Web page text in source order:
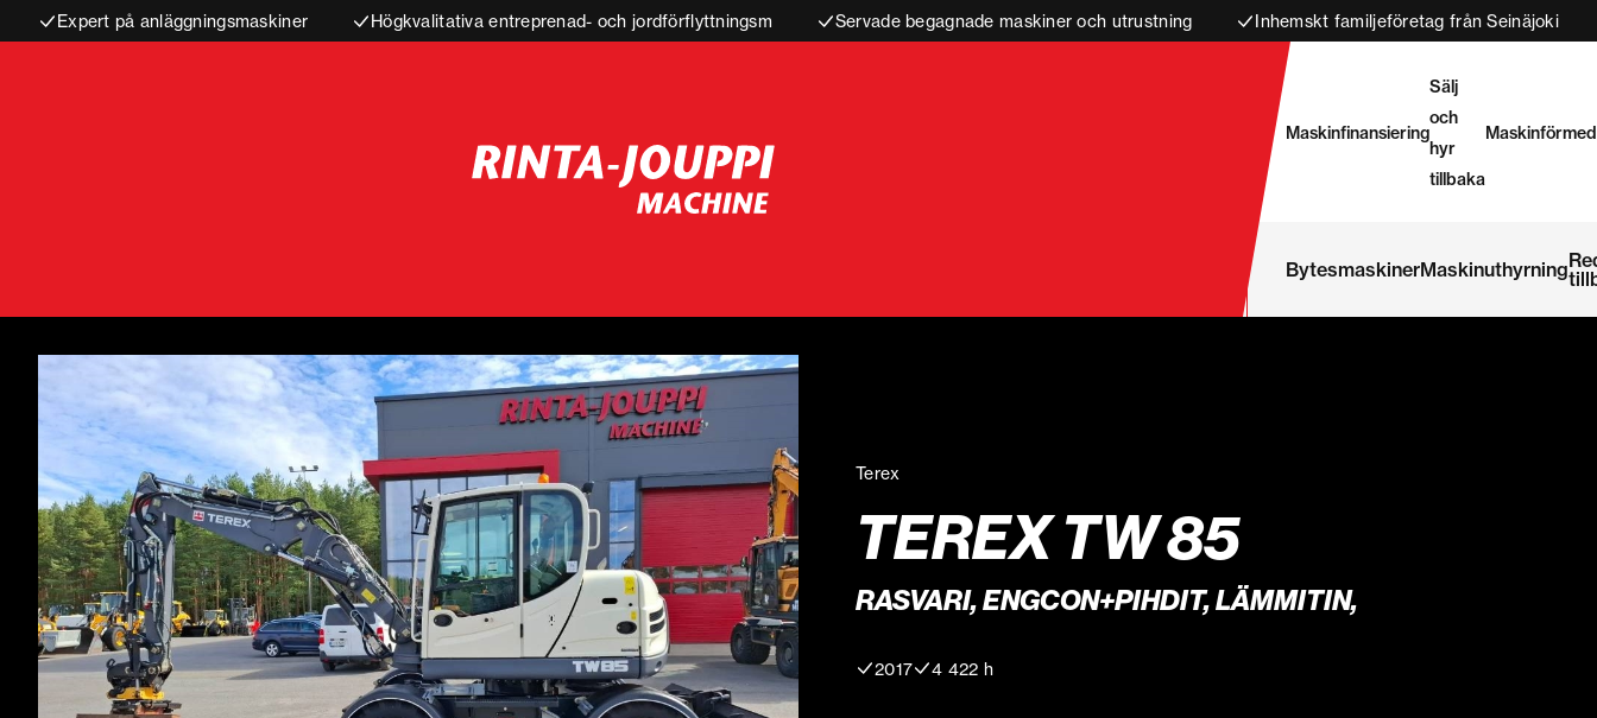
Expert på anläggningsmaskiner Högkvalitativa entreprenad- och jordförflyttningsm Servade begagnade maskiner och utrustning Inhemskt familjeföretag från Seinäjoki
Maskinfinansiering
Sälj
och
hyr
tillbaka
BytesmaskinerMaskinuthyrning
Terex
TEREX TW 85
RASVARI, ENGCON+PIHDIT, LÄMMITIN,
2017 4 422 h